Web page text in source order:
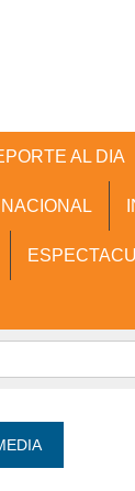
AL DIA
NACIONAL